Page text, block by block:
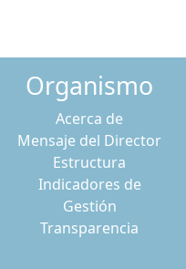
Organismo
Acerca de
Mensaje del Director
Estructura
Indicadores de
Gestión
Transparencia